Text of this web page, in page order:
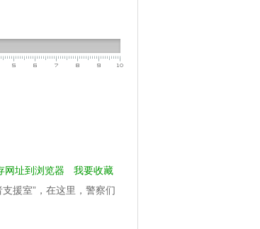
网址到浏览器
我要收藏
援室”，在这里，警察们